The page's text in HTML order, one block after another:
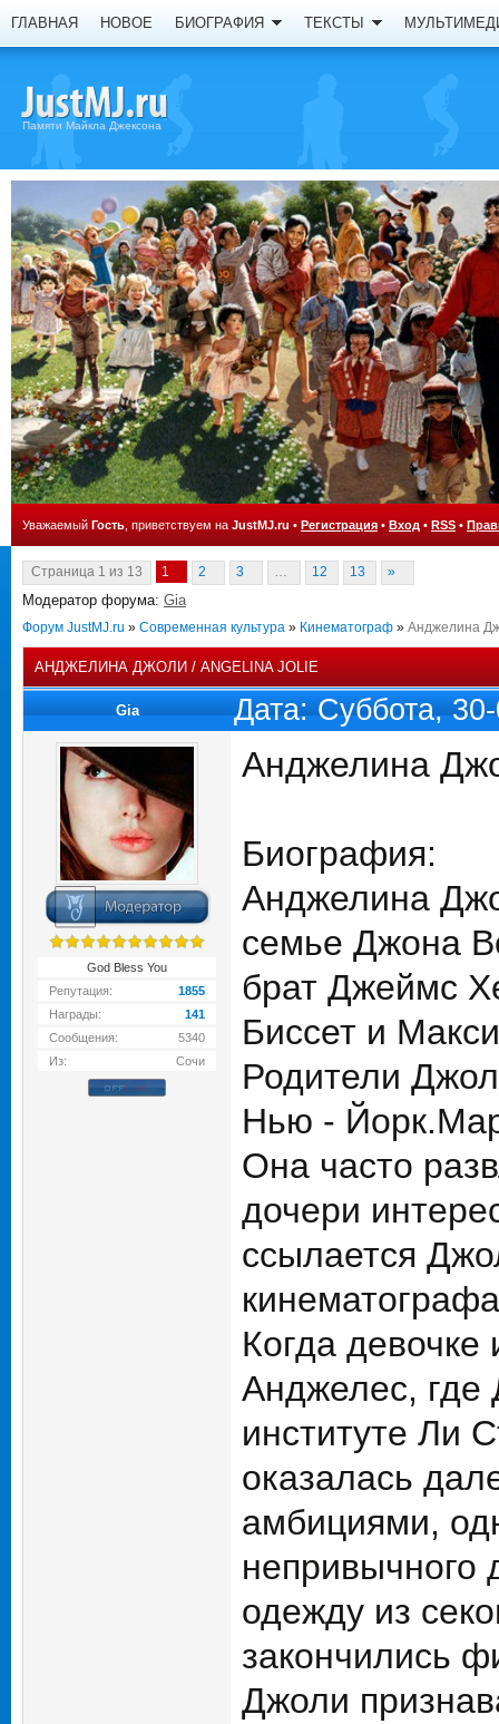
ГЛАВНАЯ НОВОЕ БИОГРАФИЯ ТЕКСТЫ
Памяти Майкла Джексона
Уважаемый Гость , приветствуем на JustMJ.ru • Регистрация • Вход • RSS •
Страница 1 из 13 1 2 3 … 12 13 »
Модератор форума: Gia
Форум JustMJ.ru » Современная культура » Кинематограф » Анджелина
АНДЖЕЛИНА ДЖОЛИ / ANGELINA JOLIE
Gia Дата: Суббота,
God Bless You
Репутация:
1855
Награды:
141
Сообщения:
5340
Из:
Сочи
Анджелина
Биография:
Анджелина
семье Джона
брат Джеймс
Биссет и
Родители
Нью -
Она часто
дочери
ссылается
Когда
Анджелес, где
институте Ли
оказалась
амбициями,
непривычного
одежду из
закончились
Джоли